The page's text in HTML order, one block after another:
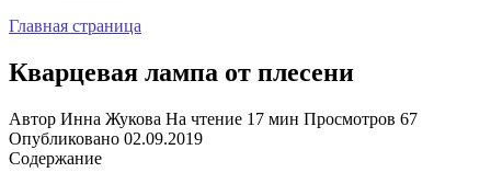
Главная страница
Кварцевая лампа от плесени
Автор Инна Жукова На чтение 17 мин Просмотров 67
Опубликовано 02.09.2019
Содержание